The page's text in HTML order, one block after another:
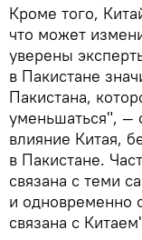
Кроме того,
что может
уверены
в Пакистане
Пакистана,
уменьшаться", —
влияние Китая,
в Пакистане.
связана с теми
и одновременно
связана с